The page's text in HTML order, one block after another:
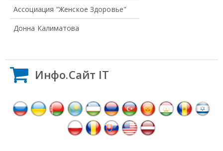
Ассоциация "Женское Здоровье"
Донна Калиматова
Инфо.Сайт IT